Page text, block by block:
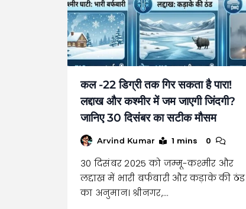
कल -22 डिग्री तक गिर सकता है पारा!
लद्दाख और कश्मीर में जम जाएगी जिंदगी?
जानिए 30 दिसंबर का सटीक मौसम
Arvind Kumar 1 mins 0
30 दिसंबर 2025 को जम्मू-कश्मीर और
लद्दाख में भारी बर्फबारी और कड़ाके की ठंड
का अनुमान। श्रीनगर,…